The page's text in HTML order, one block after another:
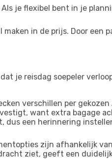
je flexibel bent in je
in de prijs. Door een
je reisdag soepeler
verschillen per
want extra bagage
dus een herinnering
zijn afhankelijk
ziet, geeft een